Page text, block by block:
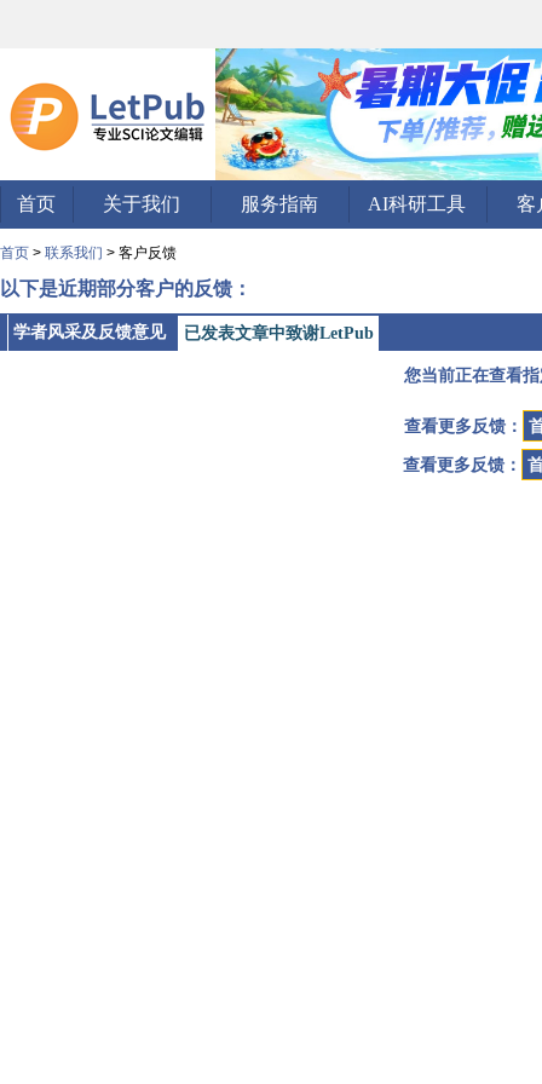
首页 关于我们 服务指南 AI科研工具 客
首页 > 联系我们 > 客户反馈
以下是近期部分客户的反馈：
学者风采及反馈意见 已发表文章中致谢LetPub
您当前正在查看
查看更多反馈：
查看更多反馈：